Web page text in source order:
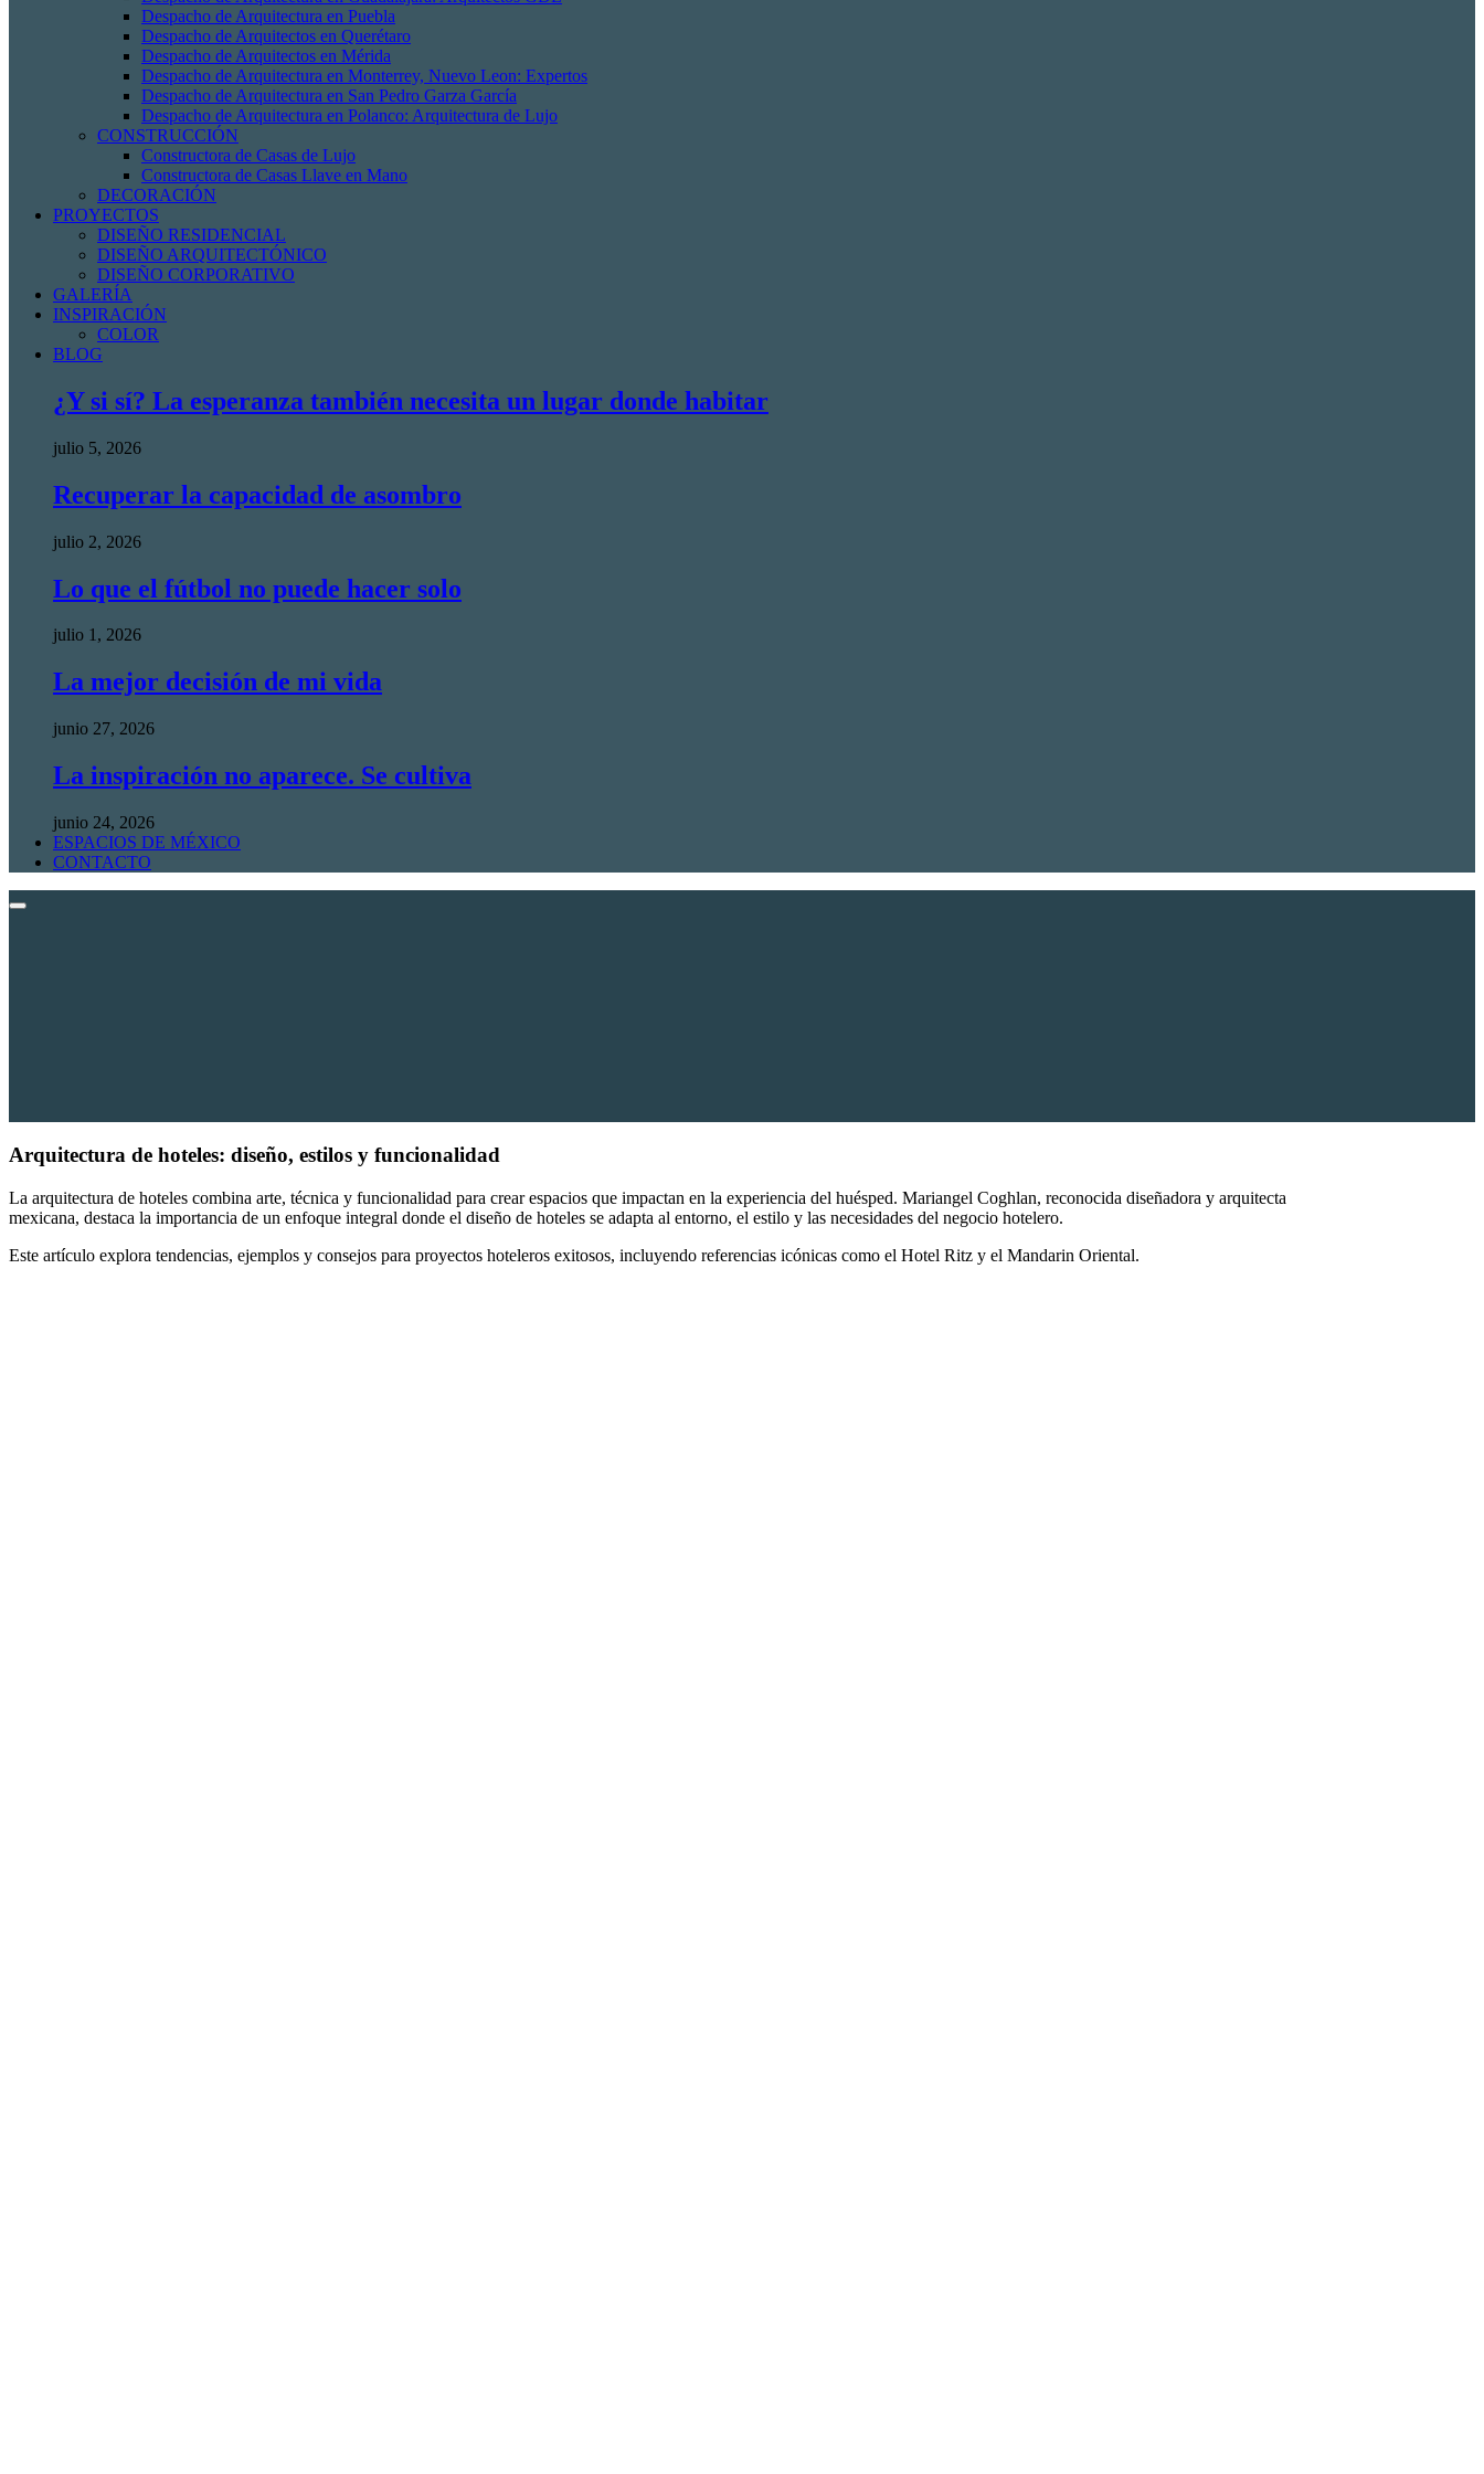
Despacho de Arquitectura en Puebla
Despacho de Arquitectos en Querétaro
Despacho de Arquitectos en Mérida
Despacho de Arquitectura en Monterrey, Nuevo Leon: Expertos
Despacho de Arquitectura en San Pedro Garza García
Despacho de Arquitectura en Polanco: Arquitectura de Lujo
CONSTRUCCIÓN
Constructora de Casas de Lujo
Constructora de Casas Llave en Mano
DECORACIÓN
PROYECTOS
DISEÑO RESIDENCIAL
DISEÑO ARQUITECTÓNICO
DISEÑO CORPORATIVO
GALERÍA
INSPIRACIÓN
COLOR
BLOG
¿Y si sí? La esperanza también necesita un lugar donde habitar
julio 5, 2026
Recuperar la capacidad de asombro
julio 2, 2026
Lo que el fútbol no puede hacer solo
julio 1, 2026
La mejor decisión de mi vida
junio 27, 2026
La inspiración no aparece. Se cultiva
junio 24, 2026
ESPACIOS DE MÉXICO
CONTACTO
Arquitectura de hoteles: diseño, estilos y funcionalidad
La arquitectura de hoteles combina arte, técnica y funcionalidad para crear espacios que impactan en la experiencia del huésped. Mariangel Coghlan, reconocida diseñadora y arquitecta
mexicana, destaca la importancia de un enfoque integral donde el diseño de hoteles se adapta al entorno, el estilo y las necesidades del negocio hotelero.
Este artículo explora tendencias, ejemplos y consejos para proyectos hoteleros exitosos, incluyendo referencias icónicas como el Hotel Ritz y el Mandarin Oriental.